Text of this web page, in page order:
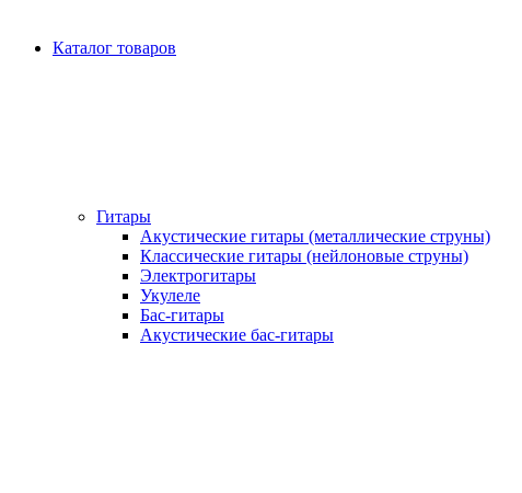
Каталог товаров
Гитары
Акустические гитары (металлические струны)
Классические гитары (нейлоновые струны)
Электрогитары
Укулеле
Бас-гитары
Акустические бас-гитары